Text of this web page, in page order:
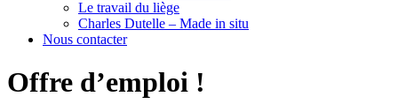
Le travail du liège
Charles Dutelle – Made in situ
Nous contacter
Offre d’emploi !